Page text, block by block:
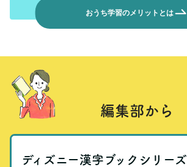
おうち学習のメリットとは
編集部から
ディズニー漢字ブックシリーズ